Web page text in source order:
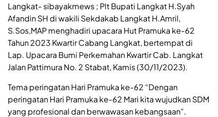
Langkat- sibayakmews ; Plt Bupati Langkat H.Syah
Afandin SH di wakili Sekdakab Langkat H.Amril,
S.Sos,MAP menghadiri upacara Hut Pramuka ke-62
Tahun 2023 Kwartir Cabang Langkat, bertempat di
Lap. Upacara Bumi Perkemahan Kwartir Cab. Langkat
Jalan Pattimura No. 2 Stabat, Kamis (30/11/2023).
Tema peringatan Hari Pramuka ke-62 “Dengan
peringatan Hari Pramuka ke-62 Mari kita wujudkan SDM
yang profesional dan berwawasan kebangsaan”.